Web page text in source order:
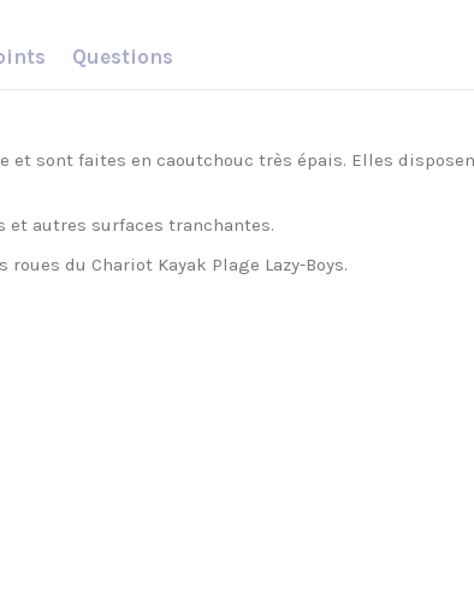
Questions
et sont faites en caoutchouc très épais. Elles
et autres surfaces tranchantes.
du Chariot Kayak Plage Lazy-Boys.